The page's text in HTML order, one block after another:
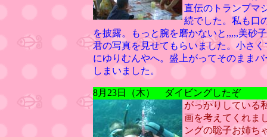
直伝のトランプマ
続でした。私も口
を披露。もっと腕を磨かないと,,,,,美砂
君の写真を見せてもらいました。小さ
にゆりむんやへ。盛上がってそのまま
しまいました。
8月23日（木） ダイビングしたぞ
がっかりしている
画を考えてくれま
ングの聡子お姉ち